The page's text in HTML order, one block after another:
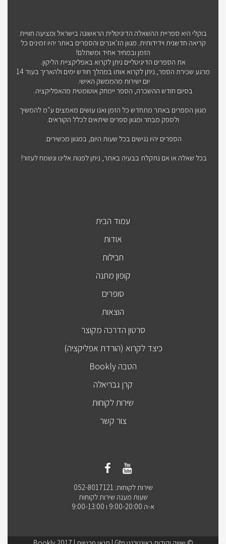
בוקלי היא ספריית ההשאלה הדיגיטלית הראשונה בישראל ומציעה חוויית
קריאה חדשנית וידידותית. מגוון הז'אנרים והספרים באתר יהיו זמינים כל
הזמן ובמחיר אחיד ומשתלם!
את הספרים הדיגיטליים ניתן לקרוא באפליקציית הליקון.
מרגע שכירת הספר, ניתן לקרוא אותו במהלך חודש ימים ולהאריך בעוד 14
יום ישירות מהממשק האישי.
בסיום חודש ההשכרה, הספר יימחק אוטומטית מהאפליקציה.
מגוון הספרים באתר מתחדש כל הזמן ואנו עושים מאמצים ע"מ להמשיך
ולספק מבחר ומגוון ספרים שיתאים לכלל הקוראים.
הספרים יהיו נגישים בכל שעות היום, במגוון מכשירים.
בכל שאלה או אם נתקלת בבעיה באתר, ניתן לפנות אלינו ונשמח לעזור!
עמוד הבית
אודות
חבילות
קופון מתנה
סופרים
הוצאות
סרטון הדרכה מקוצר
כיצד לקרוא (הורדת אפליקציה)
הטבה Bookly
קרן גבריאלה
שירות לקוחות
צור קשר
שירות לקוחות: 052-8017121
שעות מענה שירות לקוחות
א-ה 9:00-20:00 ו 9:00-13:00